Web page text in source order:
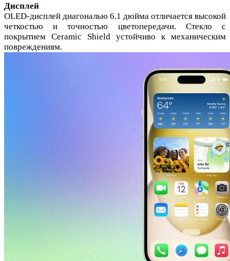
Дисплей
OLED-дисплей диагональю 6.1 дюйма отличается высокой
четкостью и точностью цветопередачи. Стекло с
покрытием Ceramic Shield устойчиво к механическим
повреждениям.